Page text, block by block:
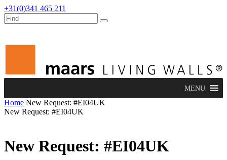
+31(0)341 465 211
MENU
Home New Request: #EI04UK
New Request: #EI04UK
New Request: #EI04UK